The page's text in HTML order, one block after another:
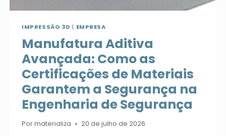
IMPRESSÃO 3D | EMPRESA
Manufatura Aditiva
Avançada: Como as
Certificações de Materiais
Garantem a Segurança na
Engenharia de Segurança
Pormaterializa 20 de julho de 2026